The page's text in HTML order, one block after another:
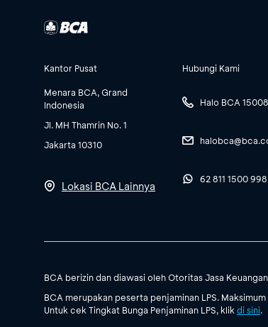
Kantor Pusat
Menara BCA, Grand
Indonesia
Jl. MH Thamrin No. 1
Jakarta 10310
Lokasi BCA Lainnya
Hubungi Kami
Halo BCA
62 811 1500 998
BCA berizin dan diawasi oleh Otoritas Jasa
BCA merupakan peserta penjaminan LPS.
Untuk cek Tingkat Bunga Penjaminan LPS, klik di sini.